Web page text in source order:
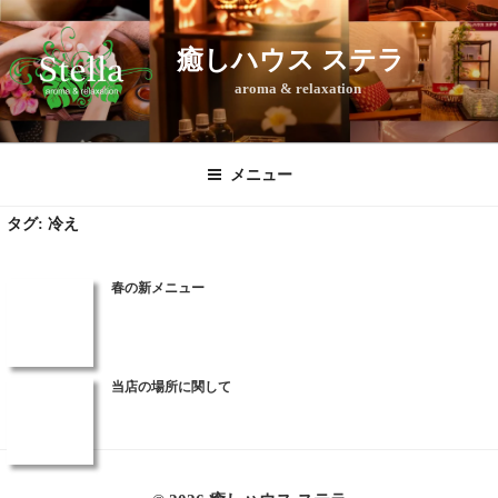
コ
ン
テ
ン
ツ
へ
ッ
癒しハウス ステラ
aroma & relaxation
メニュー
タグ: 冷え
春の新メニュー
当店の場所に関して